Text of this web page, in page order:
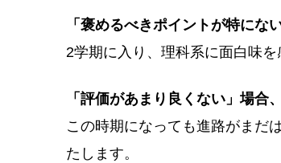
「褒めるべきポイントが特にな
2学期に入り、理科系に面白味を
「評価があまり良くない」場合
この時期になっても進路がまだ
たします。